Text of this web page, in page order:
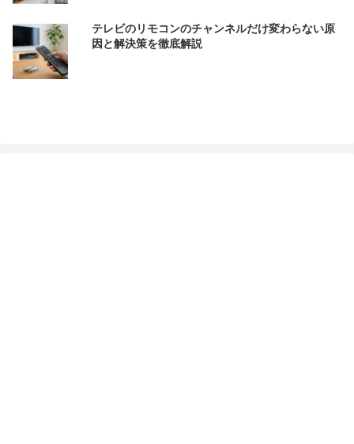
テレビのリモコンのチャンネルだけ変わらない原
因と解決策を徹底解説